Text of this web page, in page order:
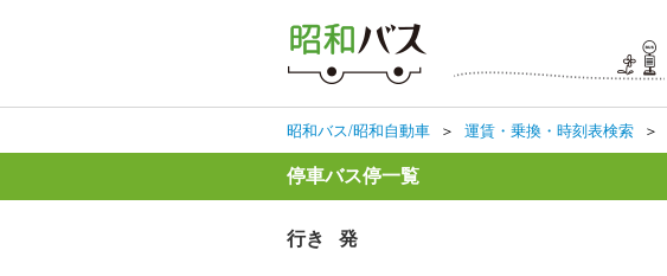
昭和バス/昭和自動車 ＞ 運賃・乗換・時刻表検索 ＞
停車バス停一覧
行き 発